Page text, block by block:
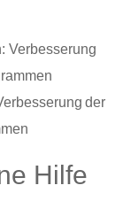
der
Hilfe